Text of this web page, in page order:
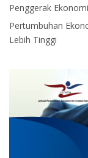
Penggerak
Pertumbuhan
Lebih Tinggi